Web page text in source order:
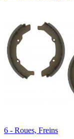
6 - Roues, Freins